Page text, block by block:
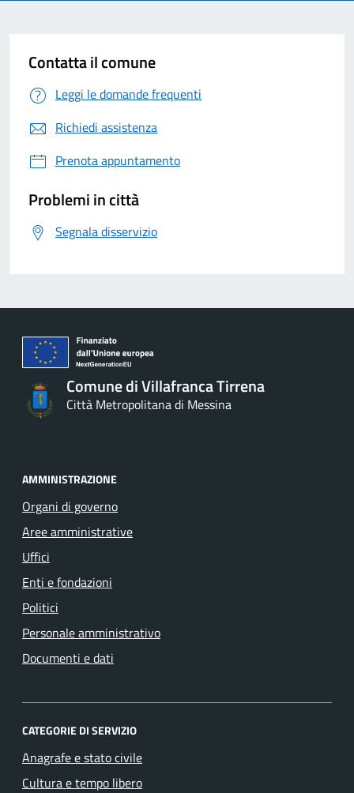
Contatta il comune
Leggi le domande frequenti
Richiedi assistenza
Prenota appuntamento
Problemi in città
Segnala disservizio
Comune di Villafranca Tirrena
Città Metropolitana di Messina
AMMINISTRAZIONE
Organi di governo
Aree amministrative
Uffici
Enti e fondazioni
Politici
Personale amministrativo
Documenti e dati
CATEGORIE DI SERVIZIO
Anagrafe e stato civile
Cultura e tempo libero